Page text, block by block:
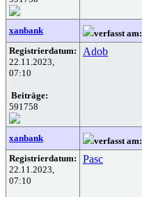
xanbank verfasst am:
Registrierdatum:
22.11.2023,
07:10
Beiträge:
591758
Adob
xanbank verfasst am:
Registrierdatum:
22.11.2023,
07:10
Pasc